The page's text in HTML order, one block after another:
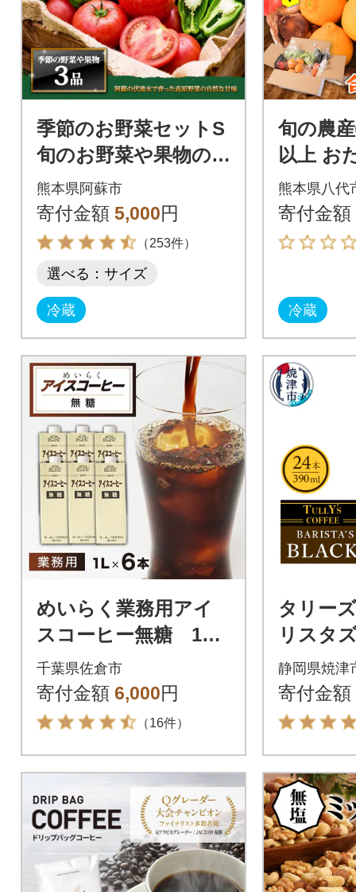
季節のお野菜セットS
旬のお野菜や果物の中
から3品を厳選してお
届け
熊本県阿蘇市
寄付金額 5,000円
（253件）
選べる：サイズ
冷蔵
旬の農
以上 お
ト_065-
熊本県八代
寄付金額
冷蔵
めいらく業務用アイ
スコーヒー無糖 1L×
6本
千葉県佐倉市
寄付金額 6,000円
（16件）
タリー
リスタ
静岡県焼津
寄付金額